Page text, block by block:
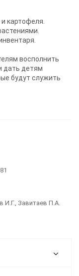
картофеля.
восполнить
дать детям
будут служить
И.Г., Завитаев П.А.